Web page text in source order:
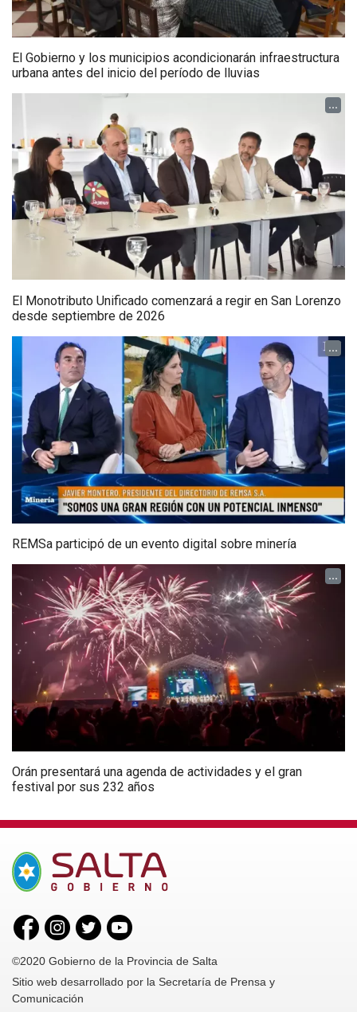
El Gobierno y los municipios acondicionarán infraestructura
urbana antes del inicio del período de lluvias
...
El Monotributo Unificado comenzará a regir en San Lorenzo
desde septiembre de 2026
...
REMSa participó de un evento digital sobre minería
...
Orán presentará una agenda de actividades y el gran
festival por sus 232 años
©2020 Gobierno de la Provincia de Salta
Sitio web desarrollado por la Secretaría de Prensa y
Comunicación